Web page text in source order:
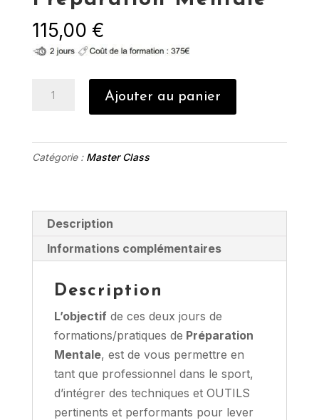
115,00 €
Spécialisation
-
la
Préparation
Mentale
Ajouter au panier
Catégorie : Master Class
Description
Informations complémentaires
Description
L’objectifde ces deux jours de
formations/pratiques de Préparation
Mentale, est de vous permettre en
tant que professionnel dans le sport,
d’intégrer des techniques et OUTILS
pertinents et performants pour lever